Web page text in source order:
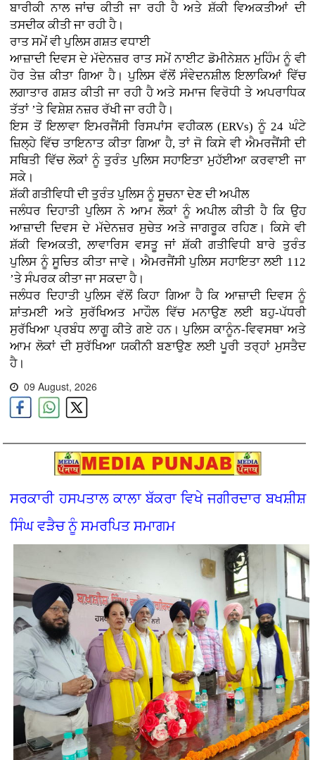
ਬਾਰੀਕੀ ਨਾਲ ਜਾਂਚ ਕੀਤੀ ਜਾ ਰਹੀ ਹੈ ਅਤੇ ਸ਼ੱਕੀ ਵਿਅਕਤੀਆਂ ਦੀ
ਤਸਦੀਕ ਕੀਤੀ ਜਾ ਰਹੀ ਹੈ।
ਰਾਤ ਸਮੇਂ ਵੀ ਪੁਲਿਸ ਗਸ਼ਤ ਵਧਾਈ
ਆਜ਼ਾਦੀ ਦਿਵਸ ਦੇ ਮੱਦੇਨਜ਼ਰ ਰਾਤ ਸਮੇਂ ਨਾਈਟ ਡੋਮੀਨੇਸ਼ਨ ਮੁਹਿੰਮ ਨੂੰ ਵੀ
ਹੋਰ ਤੇਜ਼ ਕੀਤਾ ਗਿਆ ਹੈ। ਪੁਲਿਸ ਵੱਲੋਂ ਸੰਵੇਦਨਸ਼ੀਲ ਇਲਾਕਿਆਂ ਵਿੱਚ
ਲਗਾਤਾਰ ਗਸ਼ਤ ਕੀਤੀ ਜਾ ਰਹੀ ਹੈ ਅਤੇ ਸਮਾਜ ਵਿਰੋਧੀ ਤੇ ਅਪਰਾਧਿਕ
ਤੱਤਾਂ ’ਤੇ ਵਿਸ਼ੇਸ਼ ਨਜ਼ਰ ਰੱਖੀ ਜਾ ਰਹੀ ਹੈ।
ਇਸ ਤੋਂ ਇਲਾਵਾ ਇਮਰਜੈਂਸੀ ਰਿਸਪਾਂਸ ਵਹੀਕਲ (ERVs) ਨੂੰ 24 ਘੰਟੇ
ਜ਼ਿਲ੍ਹੇ ਵਿੱਚ ਤਾਇਨਾਤ ਕੀਤਾ ਗਿਆ ਹੈ, ਤਾਂ ਜੋ ਕਿਸੇ ਵੀ ਐਮਰਜੈਂਸੀ ਦੀ
ਸਥਿਤੀ ਵਿੱਚ ਲੋਕਾਂ ਨੂੰ ਤੁਰੰਤ ਪੁਲਿਸ ਸਹਾਇਤਾ ਮੁਹੱਈਆ ਕਰਵਾਈ ਜਾ
ਸਕੇ।
ਸ਼ੱਕੀ ਗਤੀਵਿਧੀ ਦੀ ਤੁਰੰਤ ਪੁਲਿਸ ਨੂੰ ਸੂਚਨਾ ਦੇਣ ਦੀ ਅਪੀਲ
ਜਲੰਧਰ ਦਿਹਾਤੀ ਪੁਲਿਸ ਨੇ ਆਮ ਲੋਕਾਂ ਨੂੰ ਅਪੀਲ ਕੀਤੀ ਹੈ ਕਿ ਉਹ
ਆਜ਼ਾਦੀ ਦਿਵਸ ਦੇ ਮੱਦੇਨਜ਼ਰ ਸੁਚੇਤ ਅਤੇ ਜਾਗਰੂਕ ਰਹਿਣ। ਕਿਸੇ ਵੀ
ਸ਼ੱਕੀ ਵਿਅਕਤੀ, ਲਾਵਾਰਿਸ ਵਸਤੂ ਜਾਂ ਸ਼ੱਕੀ ਗਤੀਵਿਧੀ ਬਾਰੇ ਤੁਰੰਤ
ਪੁਲਿਸ ਨੂੰ ਸੂਚਿਤ ਕੀਤਾ ਜਾਵੇ। ਐਮਰਜੈਂਸੀ ਪੁਲਿਸ ਸਹਾਇਤਾ ਲਈ 112
’ਤੇ ਸੰਪਰਕ ਕੀਤਾ ਜਾ ਸਕਦਾ ਹੈ।
ਜਲੰਧਰ ਦਿਹਾਤੀ ਪੁਲਿਸ ਵੱਲੋਂ ਕਿਹਾ ਗਿਆ ਹੈ ਕਿ ਆਜ਼ਾਦੀ ਦਿਵਸ ਨੂੰ
ਸ਼ਾਂਤਮਈ ਅਤੇ ਸੁਰੱਖਿਅਤ ਮਾਹੌਲ ਵਿੱਚ ਮਨਾਉਣ ਲਈ ਬਹੁ-ਪੱਧਰੀ
ਸੁਰੱਖਿਆ ਪ੍ਰਬੰਧ ਲਾਗੂ ਕੀਤੇ ਗਏ ਹਨ। ਪੁਲਿਸ ਕਾਨੂੰਨ-ਵਿਵਸਥਾ ਅਤੇ
ਆਮ ਲੋਕਾਂ ਦੀ ਸੁਰੱਖਿਆ ਯਕੀਨੀ ਬਣਾਉਣ ਲਈ ਪੂਰੀ ਤਰ੍ਹਾਂ ਮੁਸਤੈਦ
ਹੈ।
09 August, 2026
ਸਰਕਾਰੀ ਹਸਪਤਾਲ ਕਾਲਾ ਬੱਕਰਾ ਵਿਖੇ ਜਗੀਰਦਾਰ ਬਖਸ਼ੀਸ਼
ਸਿੰਘ ਵੜੈਚ ਨੂੰ ਸਮਰਪਿਤ ਸਮਾਗਮ